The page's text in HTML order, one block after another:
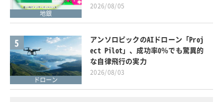
地銀
2026/08/05
5
ドローン
アンソロピックのAIドローン「Proj
ect Pilot」、成功率0％でも驚異的
な自律飛行の実力
2026/08/03